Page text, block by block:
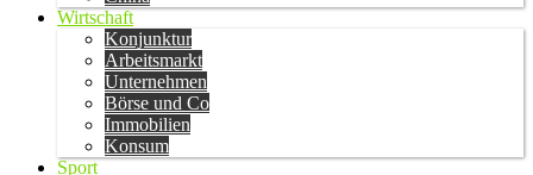
Wirtschaft
Konjunktur
Arbeitsmarkt
Unternehmen
Börse und Co
Immobilien
Konsum
Sport